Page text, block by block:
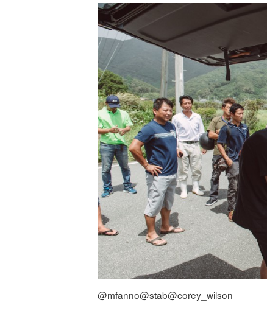
@mfanno@stab@corey_wilson